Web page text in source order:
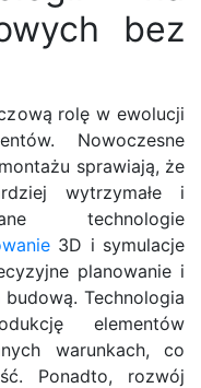
bez
rolę w ewolucji
Nowoczesne
sprawiają, że
wytrzymałe i
technologie
3D i symulacje
planowanie i
Technologia
elementów
warunkach, co
Ponadto, rozwój